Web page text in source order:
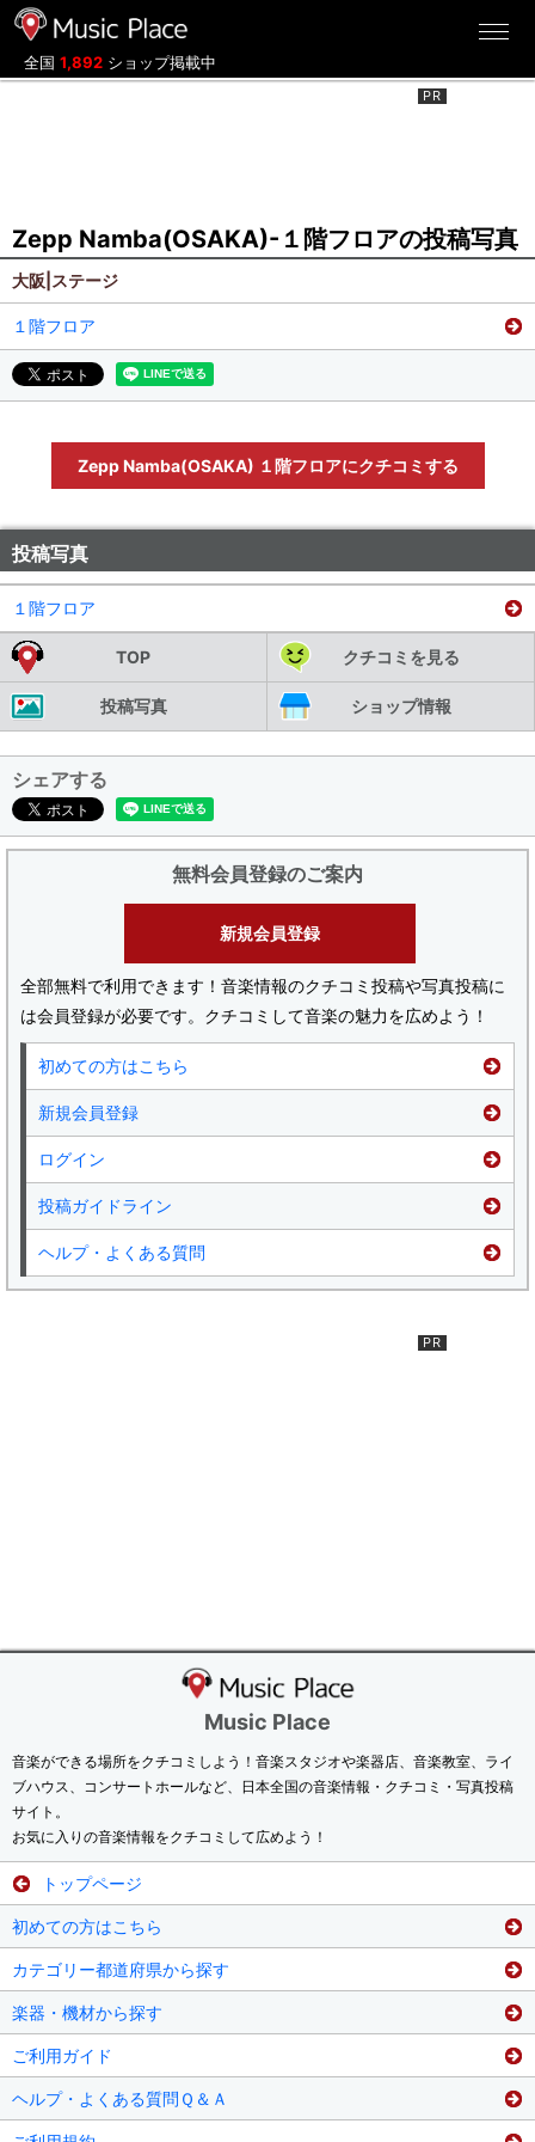
全国 1,892 ショップ掲載中
Zepp Namba(OSAKA)-１階フロアの投稿写真
大阪|ステージ
１階フロア
Zepp Namba(OSAKA) １階フロアにクチコミする
投稿写真
１階フロア
TOP クチコミを見る
投稿写真 ショップ情報
シェアする
無料会員登録のご案内
新規会員登録
全部無料で利用できます！音楽情報のクチコミ投稿や写真投稿に
は会員登録が必要です。クチコミして音楽の魅力を広めよう！
初めての方はこちら
新規会員登録
ログイン
投稿ガイドライン
ヘルプ・よくある質問
Music Place
音楽ができる場所をクチコミしよう！音楽スタジオや楽器店、音楽教室、ライ
ブハウス、コンサートホールなど、日本全国の音楽情報・クチコミ・写真投稿
サイト。
お気に入りの音楽情報をクチコミして広めよう！
トップページ
初めての方はこちら
カテゴリー都道府県から探す
楽器・機材から探す
ご利用ガイド
ヘルプ・よくある質問Ｑ＆Ａ